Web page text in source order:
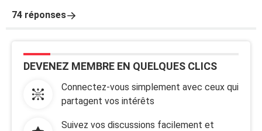
74 réponses
DEVENEZ MEMBRE EN QUELQUES CLICS
Connectez-vous simplement avec ceux qui
partagent vos intérêts
Suivez vos discussions facilement et